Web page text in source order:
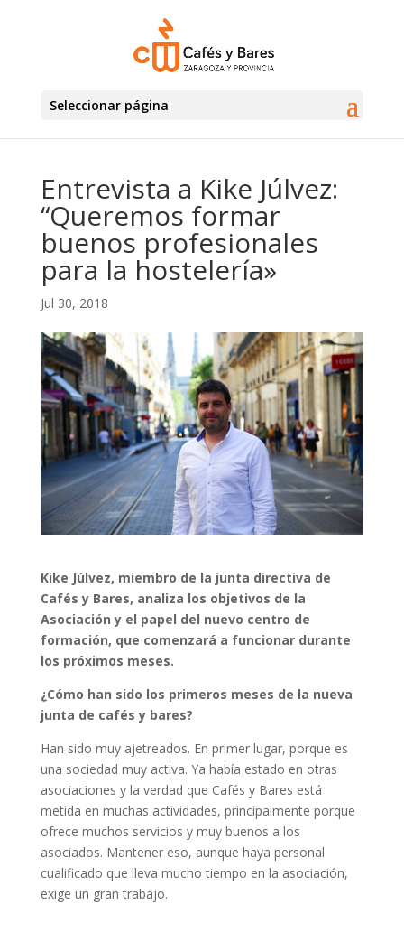
Seleccionar página
Entrevista a Kike Júlvez:
“Queremos formar
buenos profesionales
para la hostelería»
Jul 30, 2018
Kike Júlvez, miembro de la junta directiva de
Cafés y Bares, analiza los objetivos de la
Asociación y el papel del nuevo centro de
formación, que comenzará a funcionar durante
los próximos meses.
¿Cómo han sido los primeros meses de la nueva
junta de cafés y bares?
Han sido muy ajetreados. En primer lugar, porque es
una sociedad muy activa. Ya había estado en otras
asociaciones y la verdad que Cafés y Bares está
metida en muchas actividades, principalmente porque
ofrece muchos servicios y muy buenos a los
asociados. Mantener eso, aunque haya personal
cualificado que lleva mucho tiempo en la asociación,
exige un gran trabajo.